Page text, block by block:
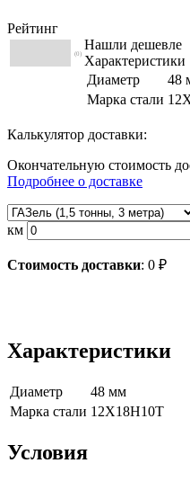
Рейтинг
(0)
Нашли дешевле
Характеристики
Диаметр
48
Марка стали
Калькулятор доставки:
Окончательную стоимость
Подробнее о доставке
км
Стоимость доставки: 0 ₽
Характеристики
Диаметр
48 мм
Марка стали 12Х18Н10Т
Условия